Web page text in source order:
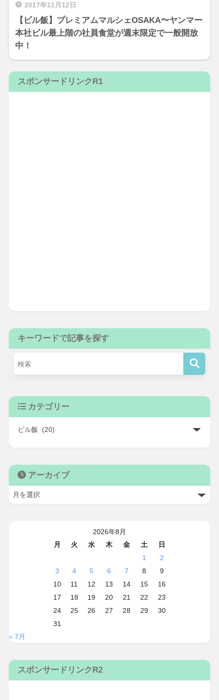
2017年11月12日
【ビル飯】プレミアムマルシェOSAKA〜ヤンマー
本社ビル最上階の社員食堂が週末限定で一般開放
中！
スポンサードリンクR1
キーワードで記事を探す
カテゴリー
アーカイブ
2026年8月
月
火 水 木 金 土
日
1
2
3
4 5 6 7 8
9
10
11 12 13 14 15
16
17
18 19 20 21 22
23
24
25 26 27 28 29
30
31
« 7月
スポンサードリンクR2